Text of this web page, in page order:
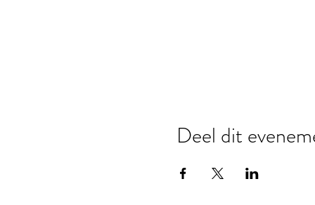
Deel dit